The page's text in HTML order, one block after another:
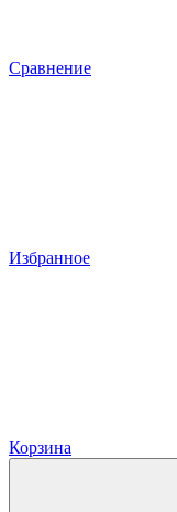
Сравнение
Избранное
Корзина